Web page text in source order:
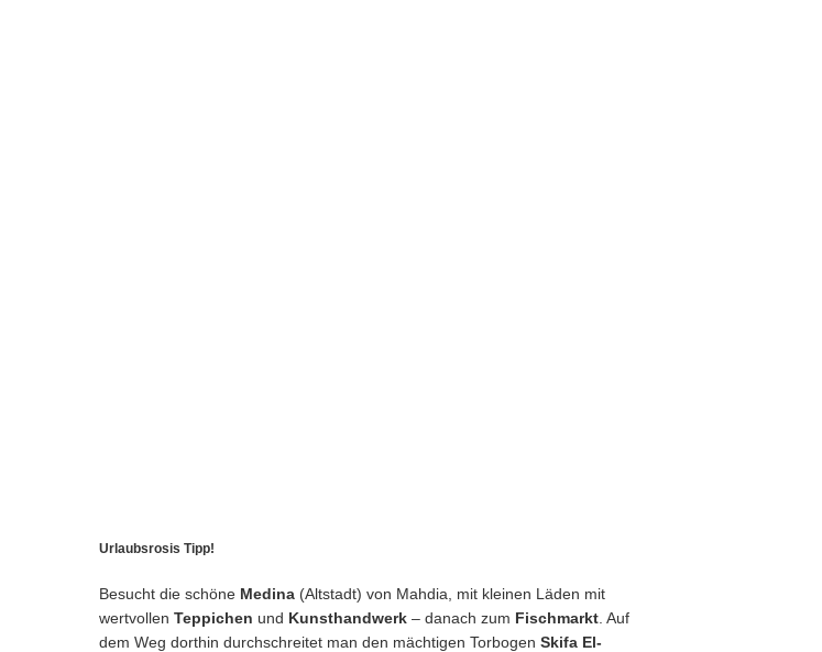
Urlaubsrosis Tipp!
Besucht die schöne Medina (Altstadt) von Mahdia, mit kleinen Läden mit
wertvollen Teppichen und Kunsthandwerk – danach zum Fischmarkt . Auf
dem Weg dorthin durchschreitet man den mächtigen Torbogen Skifa El-